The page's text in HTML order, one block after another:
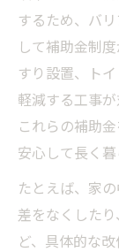
するため、バ
して補助金制
すり設置、ト
軽減する工事
これらの補助
安心して長く
たとえば、家
差をなくした
ど、具体的な